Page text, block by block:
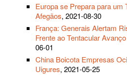
Europa se Prepara para um
Afegãos, 2021-08-30
França: Generais Alertam
Frente ao Tentacular
06-01
China Boicota Empresas
Uigures, 2021-05-25